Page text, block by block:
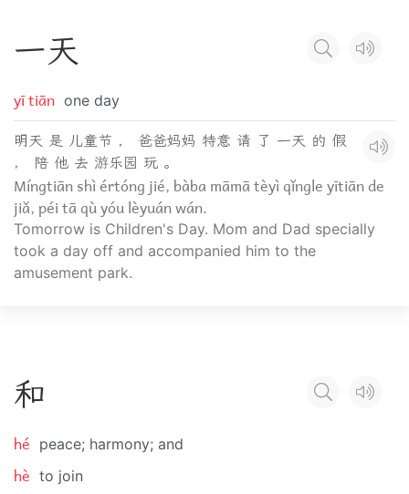
一天
yī tiān one day
明天 是 儿童节 ， 爸爸妈妈 特意 请 了 一天 的 假
， 陪 他 去 游乐园 玩 。
Míngtiān shì értóng jié, bàba māmā tèyì qǐngle yītiān de
jiǎ, péi tā qù yóu lèyuán wán.
Tomorrow is Children's Day. Mom and Dad specially
took a day off and accompanied him to the
amusement park.
和
hé peace; harmony; and
hè to join